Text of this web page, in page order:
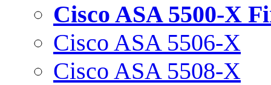
Cisco ASA 5500-X
Cisco ASA 5506-X
Cisco ASA 5508-X